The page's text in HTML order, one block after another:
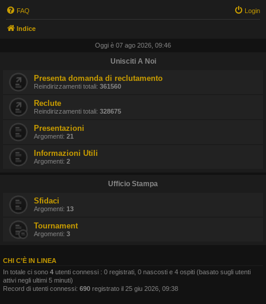
FAQ Login
Indice
Oggi è 07 ago 2026, 09:46
Unisciti A Noi
Presenta domanda di reclutamento
Reindirizzamenti totali: 361560
Reclute
Reindirizzamenti totali: 328675
Presentazioni
Argomenti: 21
Informazioni Utili
Argomenti: 2
Ufficio Stampa
Sfidaci
Argomenti: 13
Tournament
Argomenti: 3
CHI C’È IN LINEA
In totale ci sono 4 utenti connessi : 0 registrati, 0 nascosti e 4 ospiti (basato sugli utenti
attivi negli ultimi 5 minuti)
Record di utenti connessi: 690 registrato il 25 giu 2026, 09:38